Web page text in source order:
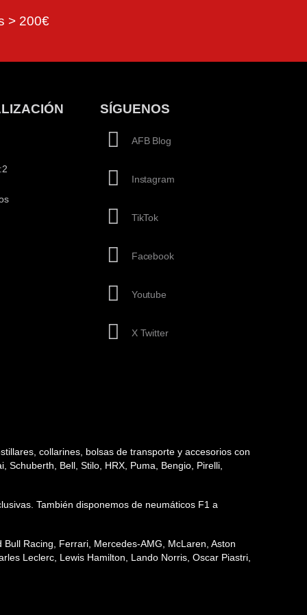
> 200€
SÍGUENOS
AFB Blog
Instagram
TikTok
Facebook
Youtube
X Twitter
collarines, bolsas de transporte y accesorios con
Bell, Stilo, HRX, Puma, Bengio, Pirelli,
También disponemos de neumáticos F1 a
Racing, Ferrari, Mercedes-AMG, McLaren, Aston
Leclerc, Lewis Hamilton, Lando Norris, Oscar Piastri,